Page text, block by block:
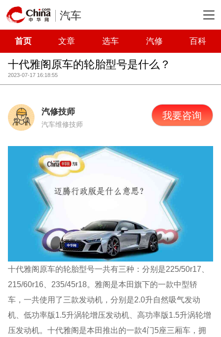
汽车
首页 文章 选车 汽修 百科
十代雅阁原车的轮胎型号是什么？
2023-07-17 16:18:55
汽修技师
汽车维修技师
我要咨询
十代雅阁原车的轮胎型号一共有三种：分别是225/50r17、
215/60r16、235/45r18。雅阁是本田旗下的一款中型轿
车，一共使用了三款发动机，分别是2.0升自然吸气发动
机、低功率版1.5升涡轮增压发动机、高功率版1.5升涡轮增
压发动机。十代雅阁是本田推出的一款4门5座三厢车，拥